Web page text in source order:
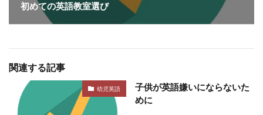
初めての英語教室選び
関連する記事
幼児英語
子供が英語嫌いにならないた
めに